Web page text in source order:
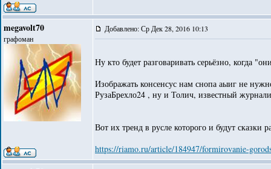
megavolt70
графоман
Добавлено: Ср Дек 28, 2016 10:13
Ну кто будет разговаривать серьёзно, когда
Изображать консенсус нам снопа аыиг не
РузаБрехло24 , ну и Толич, известный
Вот их тренд в русле которого и будут сказки
https://riamo.ru/article/184947/formirovanie-